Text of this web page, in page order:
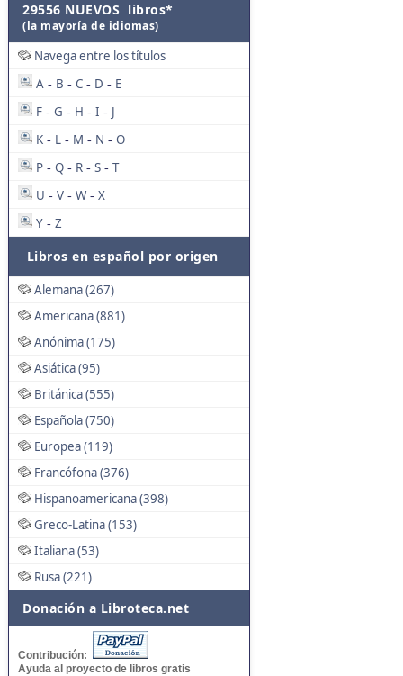
29556 NUEVOS libros*
(la mayoría de idiomas)
Navega entre los títulos
A - B - C - D - E
F - G - H - I - J
K - L - M - N - O
P - Q - R - S - T
U - V - W - X
Y - Z
Libros en español por origen
Alemana (267)
Americana (881)
Anónima (175)
Asiática (95)
Británica (555)
Española (750)
Europea (119)
Francófona (376)
Hispanoamericana (398)
Greco-Latina (153)
Italiana (53)
Rusa (221)
Donación a Libroteca.net
Contribución:
Ayuda al proyecto de libros gratis